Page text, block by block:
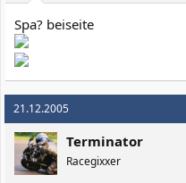
Spa? beiseite
21.12.2005
Terminator
Racegixxer